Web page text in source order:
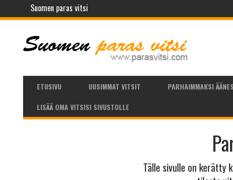
Suomen paras vitsi
ETUSIVU UUSIMMAT VITSIT PARHAIMMAKSI
LISÄÄ OMA VITSISI SIVUSTOLLE
Tälle sivulle on kerätty